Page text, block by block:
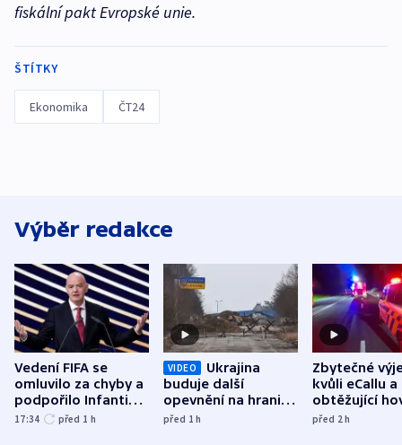
fiskální pakt Evropské unie.
ŠTÍTKY
Ekonomika ČT24
Výběr redakce
Vedení FIFA se
omluvilo za chyby a
podpořilo Infantina.
UEFA trvá na
17:34 před 1 h
VIDEO
Ukrajina
buduje další
opevnění na hranici
s Běloruskem
před 1h
Zbytečné
kvůli eCallu a
obtěžující
zdržují
před 2h